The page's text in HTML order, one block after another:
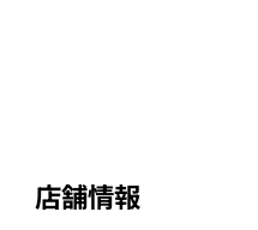
店舗情報